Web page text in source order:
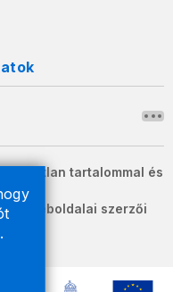
tartalommal és
weboldalai szerzői